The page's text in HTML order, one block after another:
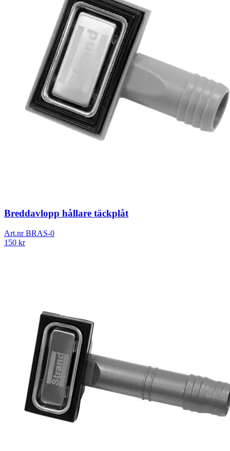
Breddavlopp hållare täckplåt
Art.nrBRAS-0
150 kr